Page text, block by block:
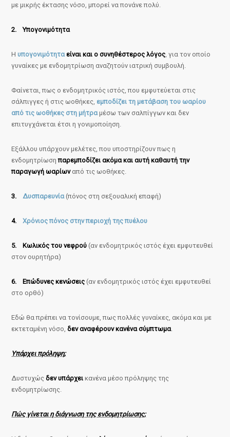
με μικρής έκτασης νόσο, μπορεί να πονάνε πολύ.
2. Υπογονιμότητα
Ηυπογονιμότηταείναι και ο συνηθέστερος λόγος , για τον οποίο
γυναίκες με ενδομητρίωση αναζητούν ιατρική συμβουλή.
Φαίνεται, πως ο ενδομητρικός ιστός, που εμφυτεύεται στις
σάλπιγγες ή στις ωοθήκες, εμποδίζει τη μετάβαση του ωαρίου
από τις ωοθήκες στη μήτρα μέσω των σαλπίγγων και δεν
επιτυγχάνεται έτσι η γονιμοποίηση.
Εξάλλου υπάρχουν μελέτες, που υποστηρίζουν πως η
ενδομητρίωσηπαρεμποδίζει ακόμα και αυτή καθαυτή την
παραγωγή ωαρίωναπό τις ωοθήκες.
3. Δυσπαρευνία (πόνος στη σεξουαλική επαφή)
4.Χρόνιος πόνος στην περιοχή της πυέλου
5. Κωλικός του νεφρού (αν ενδομητρικός ιστός έχει εμφυτευθεί
στον ουρητήρα)
6. Επώδυνες κενώσεις (αν ενδομητρικός ιστός έχει εμφυτευθεί
στο ορθό)
Εδώ θα πρέπει να τονίσουμε, πως πολλές γυναίκες, ακόμα και με
εκτεταμένη νόσο,δεν αναφέρουν κανένα σύμπτωμα.
Υπάρχει πρόληψη;
Δυστυχώςδεν υπάρχει κανένα μέσο πρόληψης της
ενδομητρίωσης.
Πώς γίνεται η διάγνωση της ενδομητρίωσης;